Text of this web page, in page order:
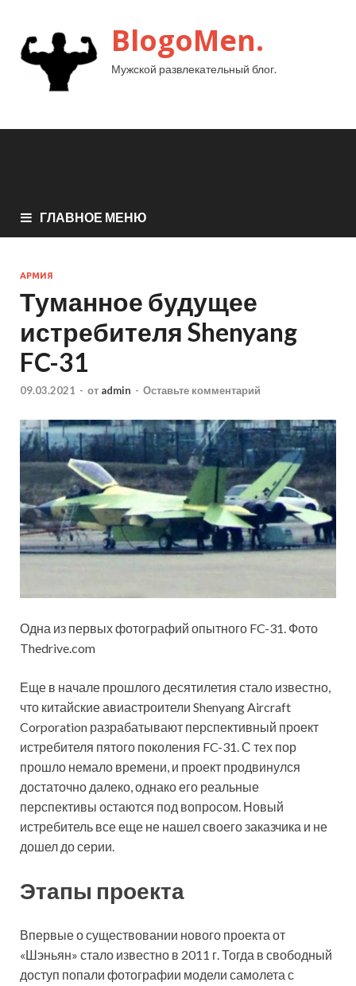
BlogoMen.
Мужской развлекательный блог.
ГЛАВНОЕ МЕНЮ
АРМИЯ
Туманное будущее
истребителя Shenyang
FC-31
09.03.2021 - от admin - Оставьте комментарий
Одна из первых фотографий опытного FC-31. Фото
Thedrive.com
Еще в начале прошлого десятилетия стало известно,
что китайские авиастроители Shenyang Aircraft
Corporation разрабатывают перспективный проект
истребителя пятого поколения FC-31. С тех пор
прошло немало времени, и проект продвинулся
достаточно далеко, однако его реальные
перспективы остаются под вопросом. Новый
истребитель все еще не нашел своего заказчика и не
дошел до серии.
Этапы проекта
Впервые о существовании нового проекта от
«Шэньян» стало известно в 2011 г. Тогда в свободный
доступ попали фотографии модели самолета с